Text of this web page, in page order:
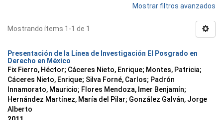
Mostrar filtros avanzados
Mostrando ítems 1-1 de 1
Presentación de la Línea de Investigación El Posgrado en
Derecho en México
Fix Fierro, Héctor; Cáceres Nieto, Enrique; Montes, Patricia;
Cáceres Nieto, Enrique; Silva Forné, Carlos; Padrón
Innamorato, Mauricio; Flores Mendoza, Imer Benjamín;
Hernández Martínez, María del Pilar; González Galván, Jorge
Alberto